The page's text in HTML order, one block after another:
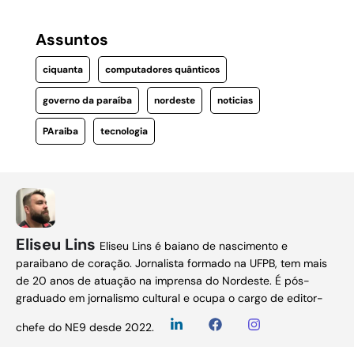
Assuntos
ciquanta computadores quânticos
governo da paraíba nordeste noticias
PAraiba tecnologia
Eliseu Lins Eliseu Lins é baiano de nascimento e
paraibano de coração. Jornalista formado na UFPB, tem mais
de 20 anos de atuação na imprensa do Nordeste. É pós-
graduado em jornalismo cultural e ocupa o cargo de editor-
chefe do NE9 desde 2022.